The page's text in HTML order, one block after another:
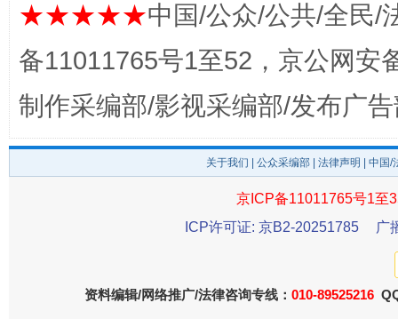
★★★★★中国/公众/公共/全民/
备11011765号1至52，京公网安
制作采编部/影视采编部/发布广
关于我们 公众采编部 法律声明 | 中国
京ICP备11011765号1至
ICP许可证: 京B2-20251785
广
资料编辑/网络推广/法律咨询专线： 010-89525216